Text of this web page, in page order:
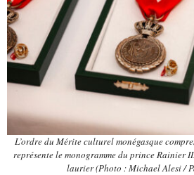
L’ordre du Mérite culturel monégasque
représente le monogramme du prince Rainier
laurier (Photo : Michael Alesi /